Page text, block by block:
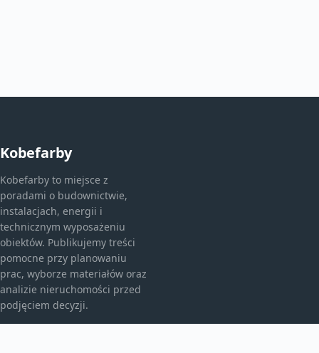
Kobefarby
Kobefarby to miejsce z
poradami o budownictwie,
instalacjach, energii i
technicznym wyposażeniu
obiektów. Publikujemy treści
pomocne przy planowaniu
prac, wyborze materiałów oraz
analizie nieruchomości przed
podjęciem decyzji.